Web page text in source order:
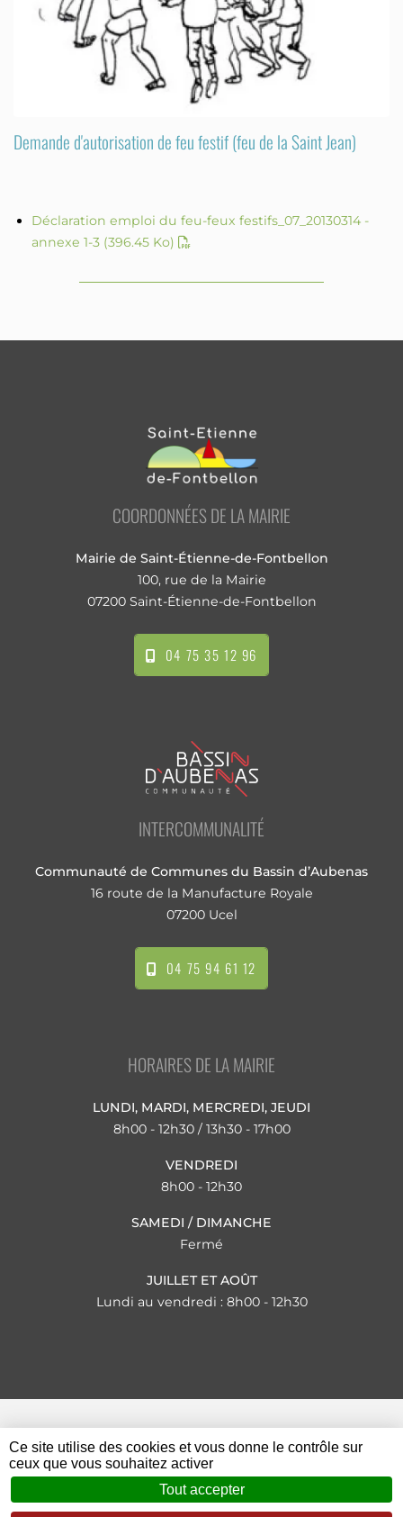
Demande d'autorisation de feu festif (feu de la Saint Jean)
Déclaration emploi du feu-feux festifs_07_20130314 -
annexe 1-3 (396.45 Ko)
COORDONNÉES DE LA MAIRIE
Mairie de Saint-Étienne-de-Fontbellon
100, rue de la Mairie
07200 Saint-Étienne-de-Fontbellon
04 75 35 12 96
INTERCOMMUNALITÉ
Communauté de Communes du Bassin d’Aubenas
16 route de la Manufacture Royale
07200 Ucel
04 75 94 61 12
HORAIRES DE LA MAIRIE
LUNDI, MARDI, MERCREDI, JEUDI
8h00 - 12h30 / 13h30 - 17h00
VENDREDI
8h00 - 12h30
SAMEDI / DIMANCHE
Fermé
JUILLET ET AOÛT
Lundi au vendredi : 8h00 - 12h30
© 2023 - 2026 Mairie de Saint-Étienne-de-Fontbellon
Mentions légales
Zéfyxcréation de sites internet à Aubenas en
Ce site utilise des cookies et vous donne le contrôle sur
ceux que vous souhaitez activer
Tout accepter